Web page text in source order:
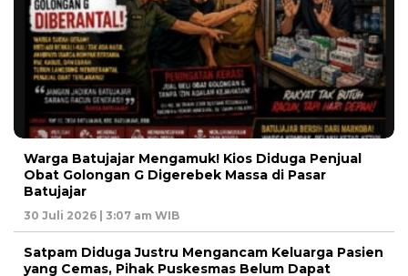
Warga Batujajar Mengamuk! Kios Diduga Penjual
Obat Golongan G Digerebek Massa di Pasar
Batujajar
30 Juli 2026 | 3:07 am WIB
Satpam Diduga Justru Mengancam Keluarga Pasien
yang Cemas, Pihak Puskesmas Belum Dapat